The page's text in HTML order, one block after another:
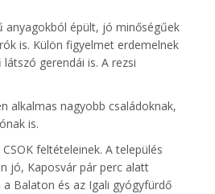
anyagokból épült, jó minőségűek
is. Külön figyelmet erdemelnek
gerendái is. A rezsi
alkalmas nagyobb családoknak,
is.
feltételeinek. A település
jó, Kaposvár pár perc alatt
Balaton és az Igali gyógyfürdő